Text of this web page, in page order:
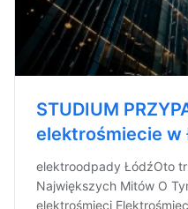
STUDIUM
elektrośmiecie w
elektroodpady ŁódźOto
Największych Mitów O
elektrośmieci